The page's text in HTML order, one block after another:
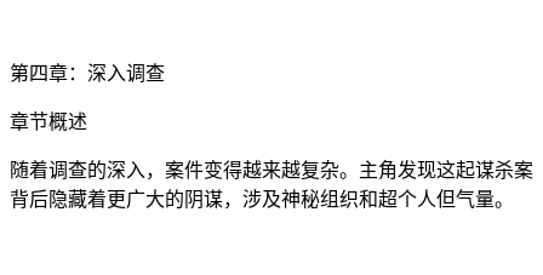
第四章：深入调查
章节概述
随着调查的深入，案件变得越来越复杂。主角发现这起谋杀案
背后隐藏着更广大的阴谋，涉及神秘组织和超个人但气量。